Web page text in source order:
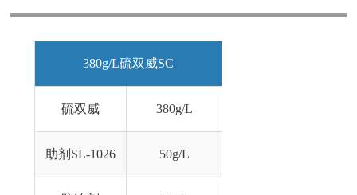
380g/L硫双威SC
硫双威 380g/L
助剂SL-1026 50g/L